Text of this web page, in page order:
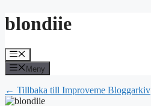
Hoppa
till
blondiie
Meny
Meny
← Tillbaka till Improveme Bloggarkiv